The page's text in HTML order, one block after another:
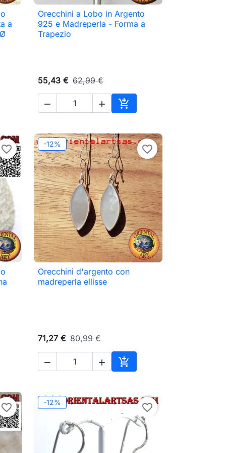
a
al carrello
 Anteprima
Orecchini a Lobo in Argento
925 e Madreperla - Forma a
Trapezio
55,43 € 62,99 €
  
Aggiungi al carrello
favorite_border
al carrello
-12% favorite_border
 Anteprima
Orecchini d'argento con
madreperla ellisse
71,27 € 80,99 €
  
Aggiungi al carrello
favorite_border -12% favorite_border